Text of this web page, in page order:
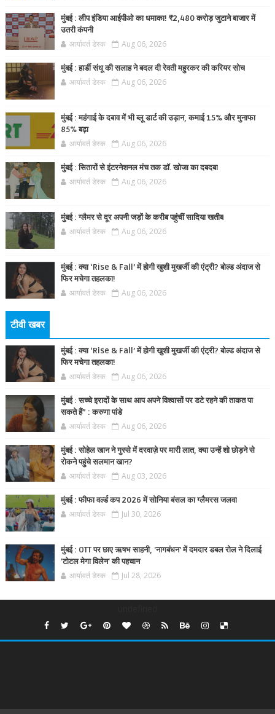
मुंबई : लीप इंडिया आईपीओ का धमाका! ₹2,480 करोड़ जुटाने बाजार में
उतरी कंपनी
आर्यावर्त डेस्क Aug 06, 2026
मुंबई : हार्डी संधू की सलाह ने बदल दी रेवती महुरकर की करियर सोच
आर्यावर्त डेस्क Aug 06, 2026
मुंबई : महंगाई के दबाव में भी ब्लू डार्ट की उड़ान, कमाई 15% और मुनाफा
85% बढ़ा
आर्यावर्त डेस्क Aug 06, 2026
मुंबई : सितारों से इंटरनेशनल मंच तक डॉ. खोजा का दबदबा
आर्यावर्त डेस्क Aug 06, 2026
मुंबई : ग्लैमर से दूर अपनी जड़ों के करीब पहुंचीं सादिया खतीब
आर्यावर्त डेस्क Aug 06, 2026
मुंबई : क्या ‘Rise & Fall’ में होगी खुशी मुखर्जी की एंट्री? बोल्ड अंदाज से
फिर मचेगा तहलका!
आर्यावर्त डेस्क Aug 06, 2026
टीवी खबर
मुंबई : क्या ‘Rise & Fall’ में होगी खुशी मुखर्जी की एंट्री? बोल्ड अंदाज से
फिर मचेगा तहलका!
आर्यावर्त डेस्क Aug 06, 2026
मुंबई : सच्चे इरादों के साथ आप अपने विश्वासों पर डटे रहने की ताकत पा
सकते हैं” : करुणा पांडे
आर्यावर्त डेस्क Aug 06, 2026
मुंबई : सोहेल खान ने गुस्से में दरवाज़े पर मारी लात, क्या उन्हें शो छोड़ने से
रोकने पहुंचे सलमान खान?
आर्यावर्त डेस्क Aug 03, 2026
मुंबई : फीफा वर्ल्ड कप 2026 में सोनिया बंसल का ग्लैमरस जलवा
आर्यावर्त डेस्क Jul 30, 2026
मुंबई : OTT पर छाए ऋषभ साहनी, 'नागबंधन' में दमदार डबल रोल ने दिलाई
'टोटल मेगा विलेन' की पहचान
आर्यावर्त डेस्क Jul 28, 2026